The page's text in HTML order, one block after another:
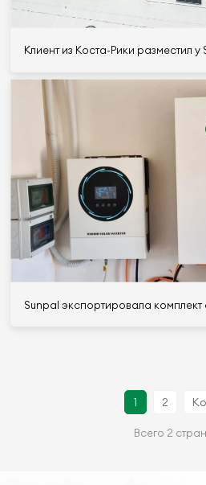
Клиент из Коста-Рики разместил
Sunpal экспортировала
1 2
Всего 2